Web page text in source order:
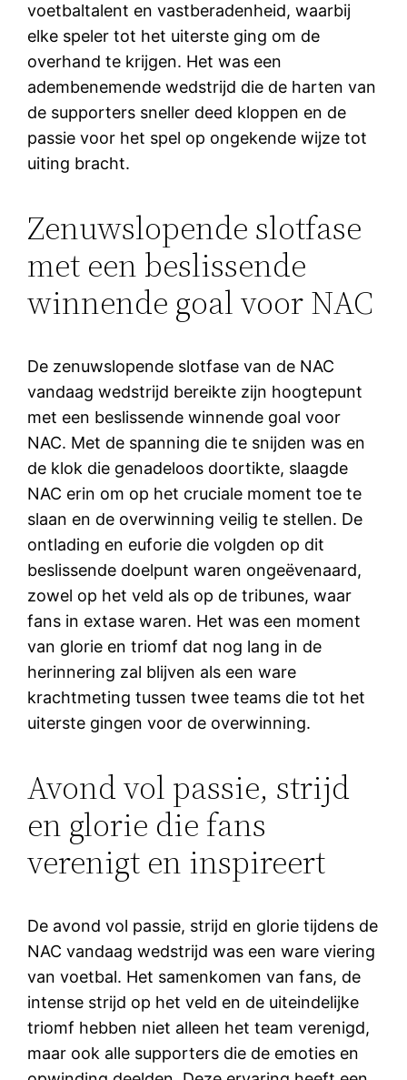
voetbaltalent en vastberadenheid, waarbij
elke speler tot het uiterste ging om de
overhand te krijgen. Het was een
adembenemende wedstrijd die de harten van
de supporters sneller deed kloppen en de
passie voor het spel op ongekende wijze tot
uiting bracht.
Zenuwslopende slotfase
met een beslissende
winnende goal voor NAC
De zenuwslopende slotfase van de NAC
vandaag wedstrijd bereikte zijn hoogtepunt
met een beslissende winnende goal voor
NAC. Met de spanning die te snijden was en
de klok die genadeloos doortikte, slaagde
NAC erin om op het cruciale moment toe te
slaan en de overwinning veilig te stellen. De
ontlading en euforie die volgden op dit
beslissende doelpunt waren ongeëvenaard,
zowel op het veld als op de tribunes, waar
fans in extase waren. Het was een moment
van glorie en triomf dat nog lang in de
herinnering zal blijven als een ware
krachtmeting tussen twee teams die tot het
uiterste gingen voor de overwinning.
Avond vol passie, strijd
en glorie die fans
verenigt en inspireert
De avond vol passie, strijd en glorie tijdens de
NAC vandaag wedstrijd was een ware viering
van voetbal. Het samenkomen van fans, de
intense strijd op het veld en de uiteindelijke
triomf hebben niet alleen het team verenigd,
maar ook alle supporters die de emoties en